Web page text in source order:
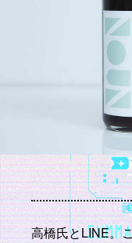
高橋氏とLINE。